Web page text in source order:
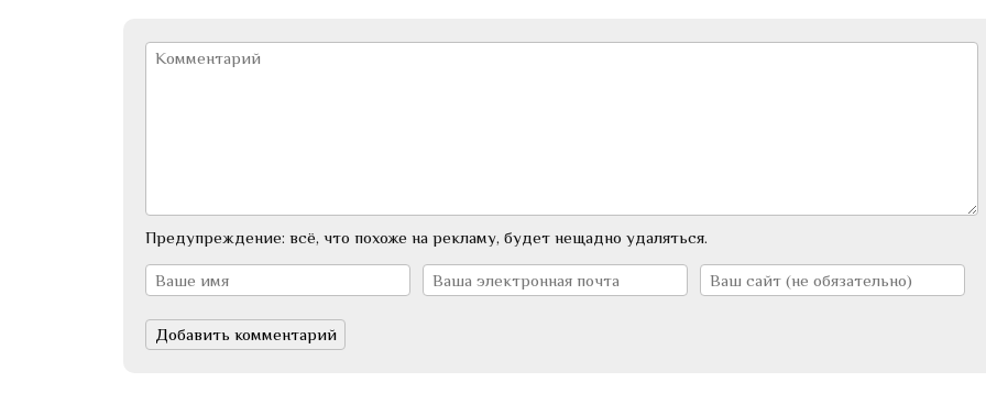
Предупреждение: всё, что похоже на рекламу, будет нещадно удаляться.